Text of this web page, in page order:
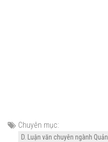
Chuyên mục:
D. Luận văn chuyên ngành